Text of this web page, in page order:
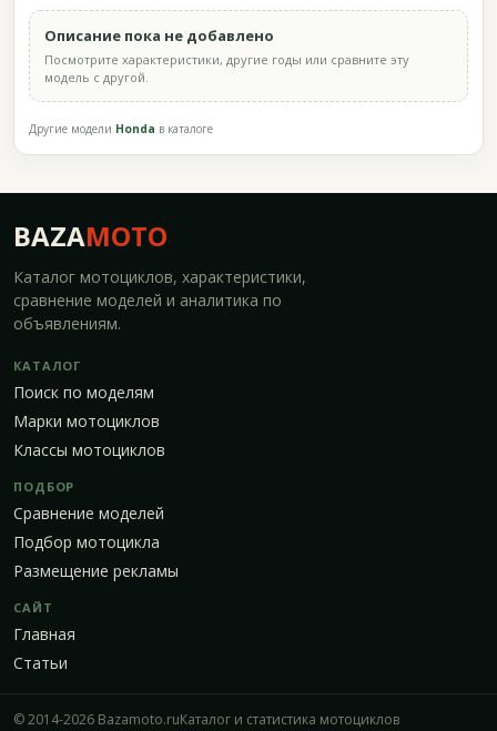
Описание пока не добавлено
Посмотрите характеристики, другие годы или сравните эту
модель с другой.
Другие модели Honda в каталоге
BAZAMOTO
Каталог мотоциклов, характеристики,
сравнение моделей и аналитика по
объявлениям.
КАТАЛОГ
Поиск по моделям
Марки мотоциклов
Классы мотоциклов
ПОДБОР
Сравнение моделей
Подбор мотоцикла
Размещение рекламы
САЙТ
Главная
Статьи
© 2014-2026 Bazamoto.ruКаталог и статистика мотоциклов